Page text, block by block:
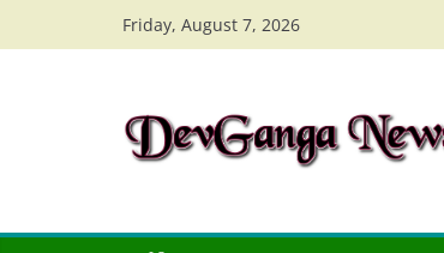
to
Friday, August 7, 2026